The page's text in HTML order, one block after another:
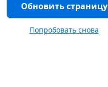
Обновить страницу
Попробовать снова